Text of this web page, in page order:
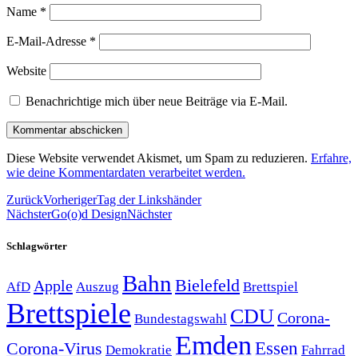
Name *
E-Mail-Adresse *
Website
Benachrichtige mich über neue Beiträge via E-Mail.
Diese Website verwendet Akismet, um Spam zu reduzieren. Erfahre,
wie deine Kommentardaten verarbeitet werden.
ZurückVorherigerTag der Linkshänder
NächsterGo(o)d DesignNächster
Schlagwörter
AfD Apple Auszug Bahn Bielefeld Brettspiel
Brettspiele Bundestagswahl CDUCorona-
Corona-Virus Demokratie Emden Essen Fahrrad